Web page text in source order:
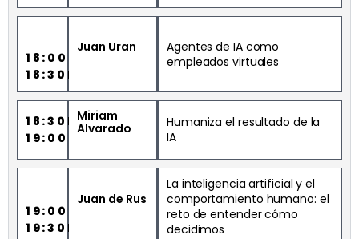
18:00H
18:30H
Juan Uran
Agentes de IA como
empleados virtuales
18:30H
19:00H
Miriam
Alvarado
Humaniza el resultado de la
IA
19:00H
19:30H
Juan de Rus
La inteligencia artificial y el
comportamiento humano: el
reto de entender cómo
decidimos